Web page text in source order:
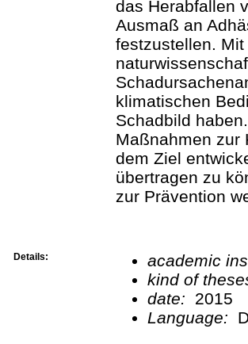
das Herabfallen
Ausmaß an
festzustellen.
klimatischen
Schadbild
Maßnahmen zur
dem Ziel
übertragen zu
zur Prävention
Details:
academic
kind of
date:
2015
Language: